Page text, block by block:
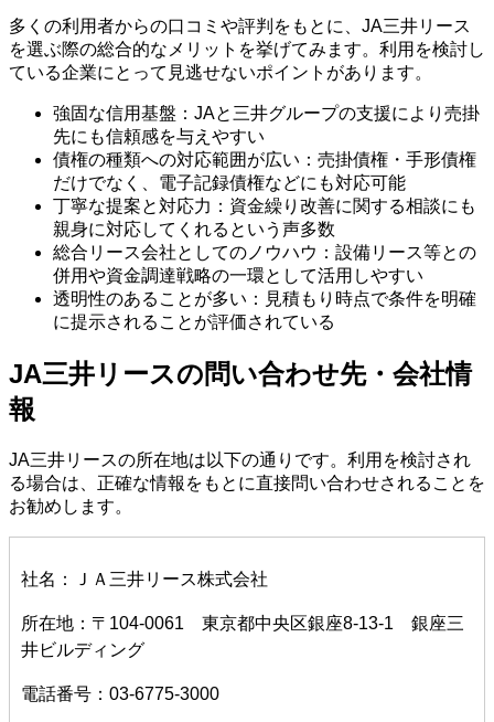
多くの利用者からの口コミや評判をもとに、JA三井リース
を選ぶ際の総合的なメリットを挙げてみます。利用を検討し
ている企業にとって見逃せないポイントがあります。
強固な信用基盤：JAと三井グループの支援により売掛
先にも信頼感を与えやすい
債権の種類への対応範囲が広い：売掛債権・手形債権
だけでなく、電子記録債権などにも対応可能
丁寧な提案と対応力：資金繰り改善に関する相談にも
親身に対応してくれるという声多数
総合リース会社としてのノウハウ：設備リース等との
併用や資金調達戦略の一環として活用しやすい
透明性のあることが多い：見積もり時点で条件を明確
に提示されることが評価されている
JA三井リースの問い合わせ先・会社情
報
JA三井リースの所在地は以下の通りです。利用を検討され
る場合は、正確な情報をもとに直接問い合わせされることを
お勧めします。
社名：ＪＡ三井リース株式会社
所在地：〒104-0061 東京都中央区銀座8-13-1 銀座三
井ビルディング
電話番号：03-6775-3000